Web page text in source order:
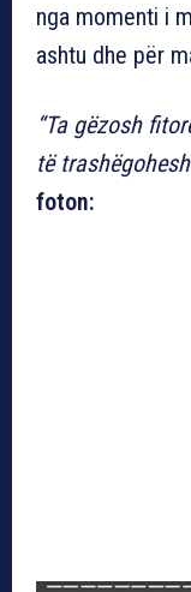
nga momenti i
ashtu dhe për
“Ta gëzosh
të
foton: